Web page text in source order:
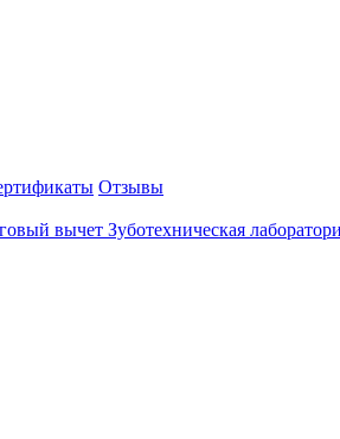
Отзывы
вычет Зуботехническая